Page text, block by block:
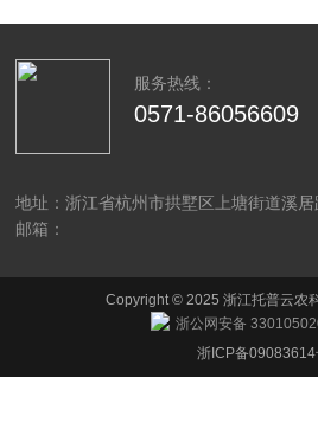
服务热线：
0571-86056609
地址：浙江省杭州市拱墅区上塘街道溪
邮箱：
Copyright © 2025 浙江托普云农
浙公网安备
浙ICP备09083614